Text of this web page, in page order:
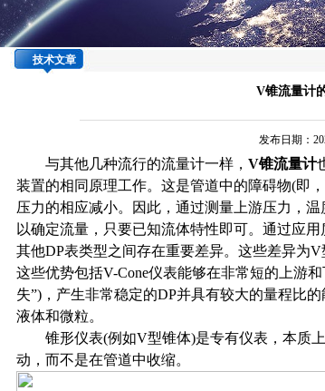
技术文章
V锥流量计
发布日期：
与其他几种流行的流量计一样， V锥流量计
装置的相同原理工作。这是管道中的障碍物(
压力的相应减小。因此，通过测量上游压力
以确定流量，只要已知流体特性即可。通过
其他DP表类型之间存在重要差异。这些差异为V
这些优势包括V-Cone仪表能够在非常短的上游和
失”)，产生非常稳定的DP并具有较大的量程
液体和微粒。
锥形仪表(例如V型锥体)是专有仪表，本质上是
动，而不是在管道中收缩。